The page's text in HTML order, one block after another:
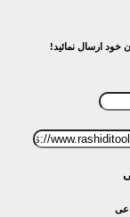
خود ارسال نمائید!